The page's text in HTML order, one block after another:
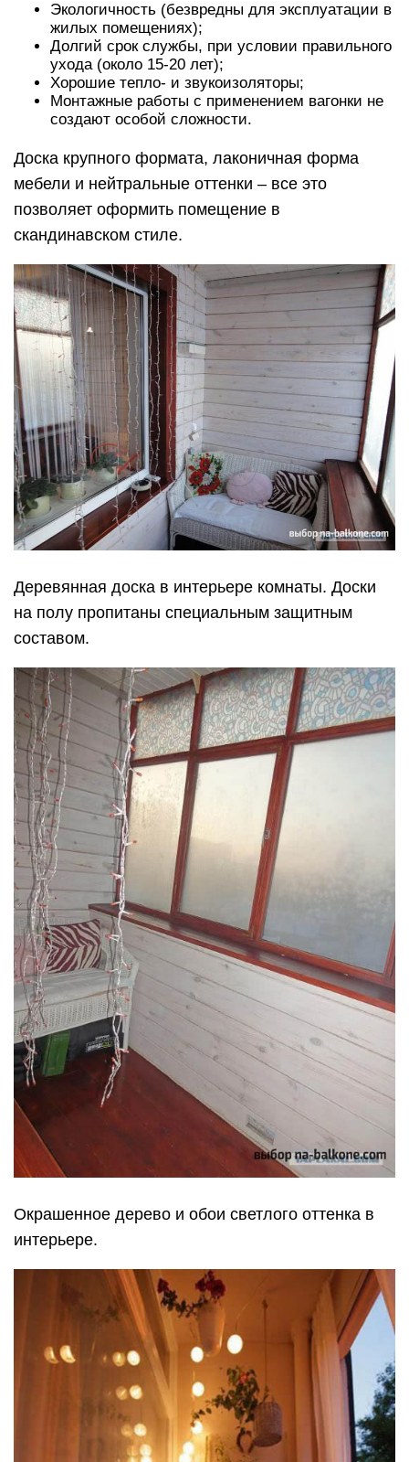
Экологичность (безвредны для эксплуатации в
жилых помещениях);
Долгий срок службы, при условии правильного
ухода (около 15-20 лет);
Хорошие тепло- и звукоизоляторы;
Монтажные работы с применением вагонки не
создают особой сложности.
Доска крупного формата, лаконичная форма
мебели и нейтральные оттенки – все это
позволяет оформить помещение в
скандинавском стиле.
Деревянная доска в интерьере комнаты. Доски
на полу пропитаны специальным защитным
составом.
Окрашенное дерево и обои светлого оттенка в
интерьере.